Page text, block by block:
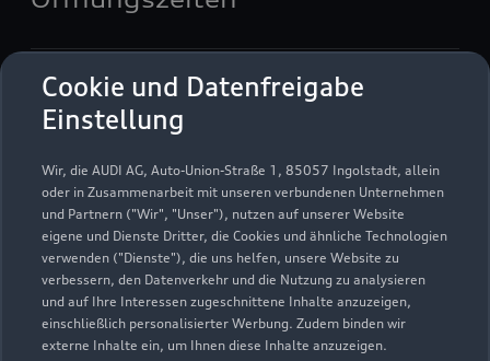
Cookie und Datenfreigabe
Einstellung
Wir, die AUDI AG, Auto-Union-Straße 1, 85057 Ingolstadt, allein
oder in Zusammenarbeit mit unseren verbundenen Unternehmen
und Partnern ("Wir", "Unser"), nutzen auf unserer Website
eigene und Dienste Dritter, die Cookies und ähnliche Technologien
verwenden ("Dienste"), die uns helfen, unsere Website zu
verbessern, den Datenverkehr und die Nutzung zu analysieren
und auf Ihre Interessen zugeschnittene Inhalte anzuzeigen,
einschließlich personalisierter Werbung. Zudem binden wir
externe Inhalte ein, um Ihnen diese Inhalte anzuzeigen.
Verkauf
Geöffnet bis
Service
Geöffnet bis19:00